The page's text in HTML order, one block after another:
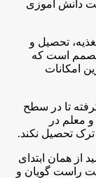
دانش آموزی
تحصیل و
است که
امکانات
تا در سطح
معلم در
تحصیل نکند.
همان ابتدای
راست گویان و